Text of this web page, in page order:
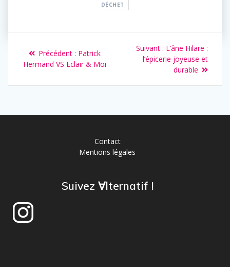
DÉCHET
Précédent : Patrick
Hermand VS Eclair & Moi
Suivant : L’âne Hilare :
l’épicerie joyeuse et
durable
Contact
Mentions légales
Suivez ∀lternatif !